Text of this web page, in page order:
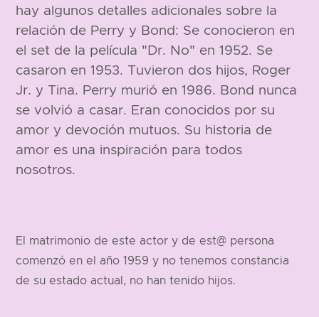
hay algunos detalles adicionales sobre la
relación de Perry y Bond: Se conocieron en
el set de la película "Dr. No" en 1952. Se
casaron en 1953. Tuvieron dos hijos, Roger
Jr. y Tina. Perry murió en 1986. Bond nunca
se volvió a casar. Eran conocidos por su
amor y devoción mutuos. Su historia de
amor es una inspiración para todos
nosotros.
El matrimonio de este actor y de est@ persona
comenzó en el año 1959 y no tenemos constancia
de su estado actual, no han tenido hijos.